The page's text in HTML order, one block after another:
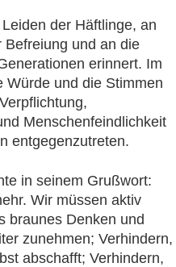
der Häftlinge, an
und an die
erinnert. Im
Würde und die Stimmen
Menschenfeindlichkeit
entgegenzutreten.
in seinem Grußwort:
Wir müssen aktiv
braunes Denken und
zunehmen; Verhindern,
abschafft; Verhindern,